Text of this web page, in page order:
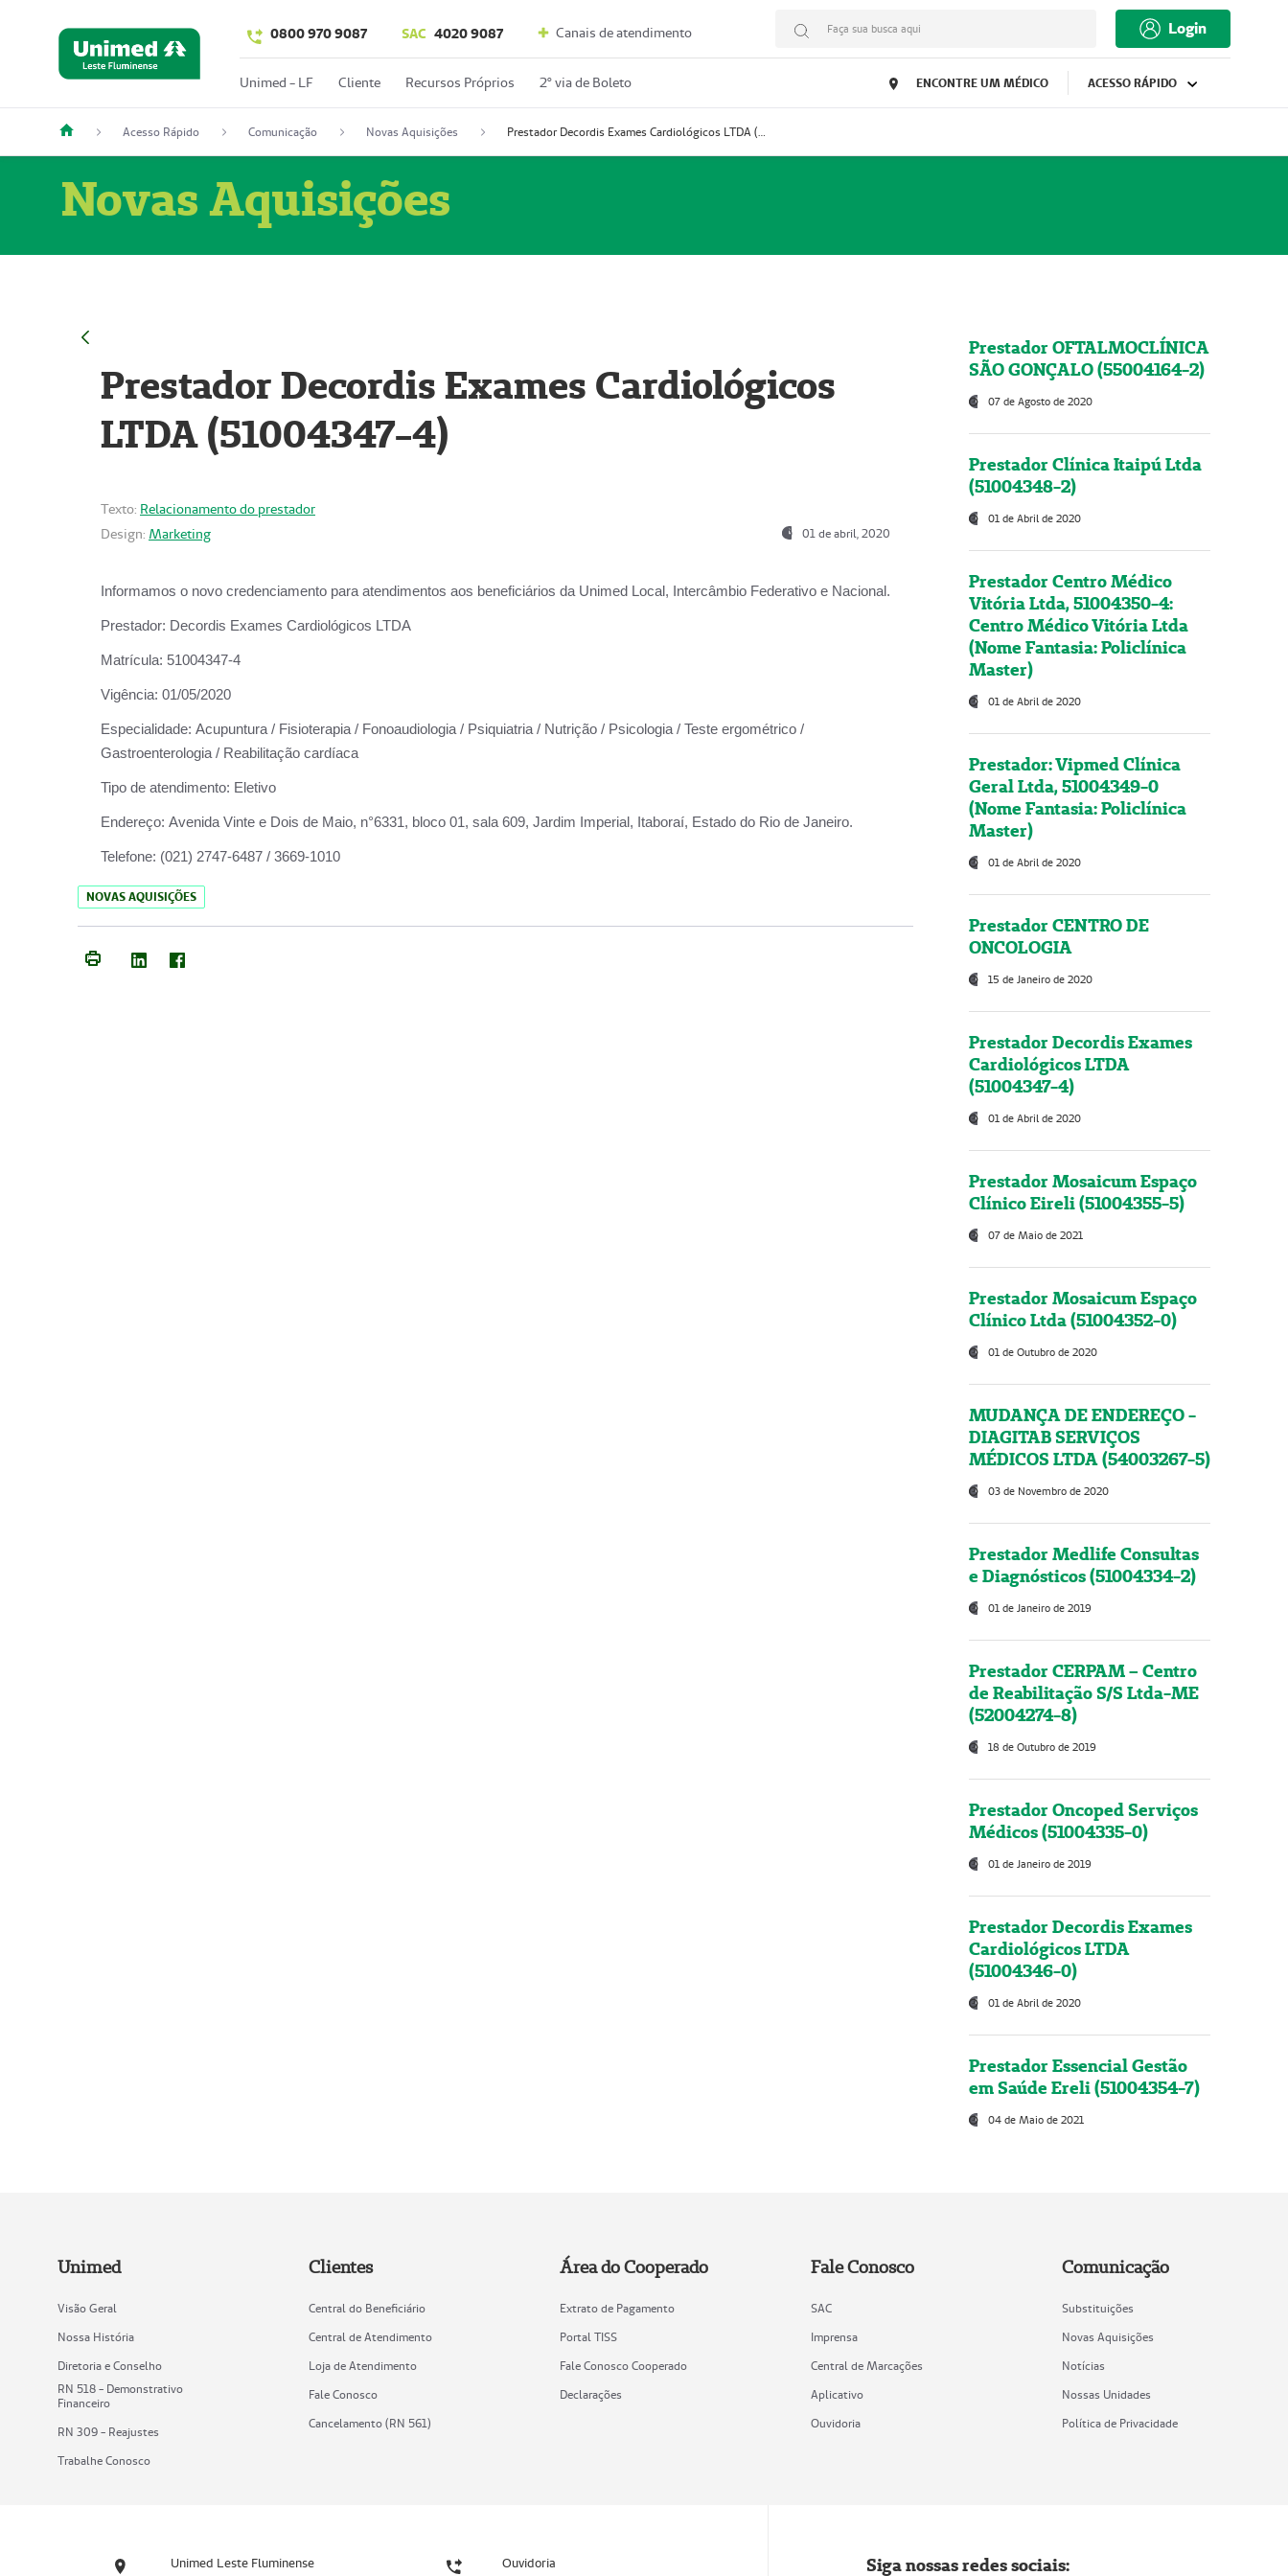
0800 970 9087 SAC 4020 9087 Canais de atendimento Faça sua busca aqui Login
Unimed - LF Cliente Recursos Próprios 2º via de Boleto ENCONTRE UM MÉDICO ACESSO RÁPIDO
Acesso Rápido Comunicação Novas Aquisições Prestador Decordis Exames Cardiológicos LTDA (51004347-4)
Novas Aquisições
Prestador Decordis Exames Cardiológicos
LTDA (51004347-4)
Texto: Relacionamento do prestador
Design: Marketing 01 de abril, 2020
Informamos o novo credenciamento para atendimentos aos beneficiários da Unimed Local, Intercâmbio Federativo e Nacional.
Prestador: Decordis Exames Cardiológicos LTDA
Matrícula: 51004347-4
Vigência: 01/05/2020
Especialidade: Acupuntura / Fisioterapia / Fonoaudiologia / Psiquiatria / Nutrição / Psicologia / Teste ergométrico /
Gastroenterologia / Reabilitação cardíaca
Tipo de atendimento: Eletivo
Endereço: Avenida Vinte e Dois de Maio, n°6331, bloco 01, sala 609, Jardim Imperial, Itaboraí, Estado do Rio de Janeiro.
Telefone: (021) 2747-6487 / 3669-1010
NOVAS AQUISIÇÕES
Prestador OFTALMOCLÍNICA
SÃO GONÇALO (55004164-2)
07 de Agosto de 2020
Prestador Clínica Itaipú Ltda
(51004348-2)
01 de Abril de 2020
Prestador Centro Médico
Vitória Ltda, 51004350-4:
Centro Médico Vitória Ltda
(Nome Fantasia: Policlínica
Master)
01 de Abril de 2020
Prestador: Vipmed Clínica
Geral Ltda, 51004349-0
(Nome Fantasia: Policlínica
Master)
01 de Abril de 2020
Prestador CENTRO DE
ONCOLOGIA
15 de Janeiro de 2020
Prestador Decordis Exames
Cardiológicos LTDA
(51004347-4)
01 de Abril de 2020
Prestador Mosaicum Espaço
Clínico Eireli (51004355-5)
07 de Maio de 2021
Prestador Mosaicum Espaço
Clínico Ltda (51004352-0)
01 de Outubro de 2020
MUDANÇA DE ENDEREÇO -
DIAGITAB SERVIÇOS
MÉDICOS LTDA (54003267-5)
03 de Novembro de 2020
Prestador Medlife Consultas
e Diagnósticos (51004334-2)
01 de Janeiro de 2019
Prestador CERPAM – Centro
de Reabilitação S/S Ltda-ME
(52004274-8)
18 de Outubro de 2019
Prestador Oncoped Serviços
Médicos (51004335-0)
01 de Janeiro de 2019
Prestador Decordis Exames
Cardiológicos LTDA
(51004346-0)
01 de Abril de 2020
Prestador Essencial Gestão
em Saúde Ereli (51004354-7)
04 de Maio de 2021
Unimed
Visão Geral
Nossa História
Diretoria e Conselho
RN 518 - Demonstrativo
Financeiro
RN 309 - Reajustes
Trabalhe Conosco
Clientes
Central do Beneficiário
Central de Atendimento
Loja de Atendimento
Fale Conosco
Cancelamento (RN 561)
Área do Cooperado
Extrato de Pagamento
Portal TISS
Fale Conosco Cooperado
Declarações
Fale Conosco
SAC
Imprensa
Central de Marcações
Aplicativo
Ouvidoria
Comunicação
Substituições
Novas Aquisições
Notícias
Nossas Unidades
Política de Privacidade
Unimed Leste Fluminense Ouvidoria Siga nossas redes sociais: